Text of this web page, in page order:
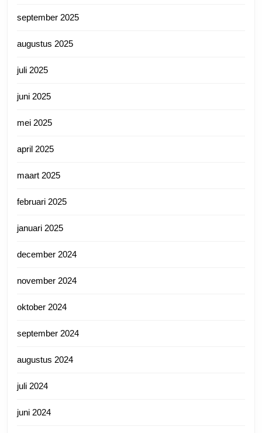
september 2025
augustus 2025
juli 2025
juni 2025
mei 2025
april 2025
maart 2025
februari 2025
januari 2025
december 2024
november 2024
oktober 2024
september 2024
augustus 2024
juli 2024
juni 2024